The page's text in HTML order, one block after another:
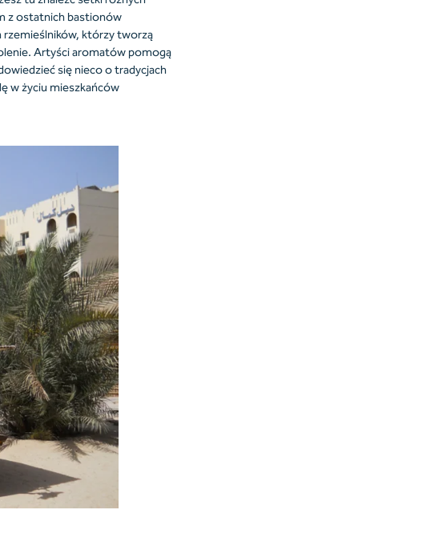
z ostatnich bastionów
którzy tworzą
Artyści aromatów pomogą
się nieco o tradycjach
w życiu mieszkańców